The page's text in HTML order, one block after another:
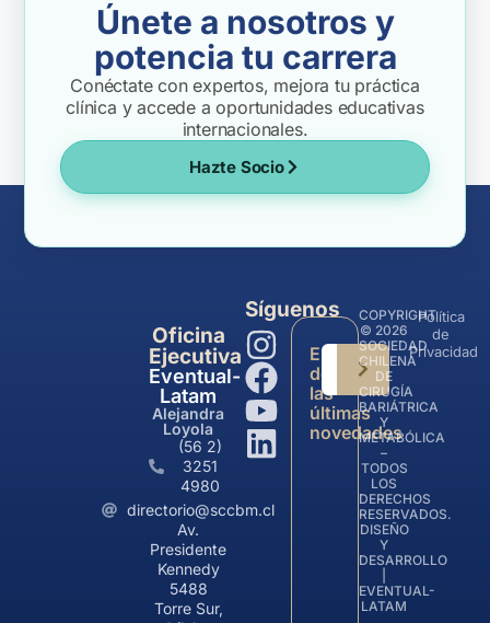
Únete a nosotros y
potencia tu carrera
Conéctate con expertos, mejora tu práctica
clínica y accede a oportunidades educativas
internacionales.
Hazte Socio
Oficina
Ejecutiva
Eventual-
Latam
Alejandra
Loyola
(56 2)
3251
4980
directorio@sccbm.cl
Av.
Presidente
Kennedy
5488
Torre Sur,
Síguenos
Entérate
de
las
últimas
novedades
COPYRIGHT
© 2026
SOCIEDAD
CHILENA
DE
CIRUGÍA
BARIÁTRICA
Y
METABÓLICA
–
TODOS
LOS
DERECHOS
RESERVADOS.
DISEÑO
Y
DESARROLLO
EVENTUAL-
LATAM
Política
de
Privacidad